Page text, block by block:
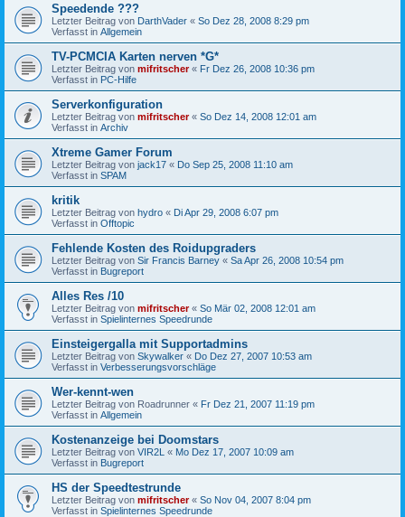
Speedende ???
Letzter Beitrag von DarthVader « So Dez 28, 2008 8:29 pm
Verfasst in Allgemein
TV-PCMCIA Karten nerven *G*
Letzter Beitrag von mifritscher« Fr Dez 26, 2008 10:36 pm
Verfasst in PC-Hilfe
Serverkonfiguration
Letzter Beitrag von mifritscher« So Dez 14, 2008 12:01 am
Verfasst in Archiv
Xtreme Gamer Forum
Letzter Beitrag von jack17 « Do Sep 25, 2008 11:10 am
Verfasst in SPAM
kritik
Letzter Beitrag von hydro « Di Apr 29, 2008 6:07 pm
Verfasst in Offtopic
Fehlende Kosten des Roidupgraders
Letzter Beitrag von Sir Francis Barney « Sa Apr 26, 2008 10:54 pm
Verfasst in Bugreport
Alles Res /10
Letzter Beitrag von mifritscher« So Mär 02, 2008 12:01 am
Verfasst in Spielinternes Speedrunde
Einsteigergalla mit Supportadmins
Letzter Beitrag von Skywalker « Do Dez 27, 2007 10:53 am
Verfasst in Verbesserungsvorschläge
Wer-kennt-wen
Letzter Beitrag von Roadrunner « Fr Dez 21, 2007 11:19 pm
Verfasst in Allgemein
Kostenanzeige bei Doomstars
Letzter Beitrag von VIR2L « Mo Dez 17, 2007 10:09 am
Verfasst in Bugreport
HS der Speedtestrunde
Letzter Beitrag von mifritscher« So Nov 04, 2007 8:04 pm
Verfasst in Spielinternes Speedrunde